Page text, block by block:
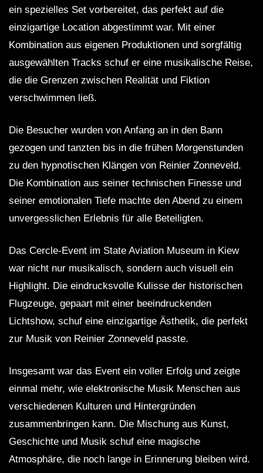
ein spezielles Set vorbereitet, das perfekt auf die
einzigartige Location abgestimmt war. Mit einer
Kombination aus eigenen Produktionen und sorgfältig
ausgewählten Tracks schuf er eine musikalische Reise,
die die Grenzen zwischen Realität und Fiktion
verschwimmen ließ.
Die Besucher wurden von Anfang an in den Bann
gezogen und tanzten bis in die frühen Morgenstunden
zu den hypnotischen Klängen von Reinier Zonneveld.
Die Kombination aus seiner technischen Finesse und
seiner emotionalen Tiefe machte den Abend zu einem
unvergesslichen Erlebnis für alle Beteiligten.
Das Cercle-Event im State Aviation Museum in Kiew
war nicht nur musikalisch, sondern auch visuell ein
Highlight. Die eindrucksvolle Kulisse der historischen
Flugzeuge, gepaart mit einer beeindruckenden
Lichtshow, schuf eine einzigartige Ästhetik, die perfekt
zur Musik von Reinier Zonneveld passte.
Insgesamt war das Event ein voller Erfolg und zeigte
einmal mehr, wie elektronische Musik Menschen aus
verschiedenen Kulturen und Hintergründen
zusammenbringen kann. Die Mischung aus Kunst,
Geschichte und Musik schuf eine magische
Atmosphäre, die noch lange in Erinnerung bleiben wird.